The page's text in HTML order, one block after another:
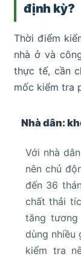
định kỳ?
Thời điểm
nhà ở và
thực tế, cần
mốc kiểm tra
Nhà dân:
Với nhà
nên chủ
đến 36
chất thải
tăng
dùng nhiều
kiểm tra